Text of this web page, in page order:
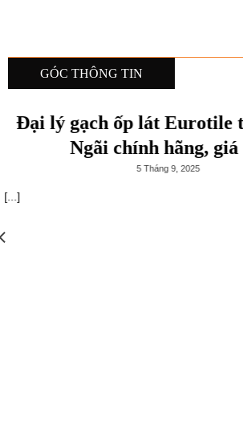
GÓC THÔNG TIN
ốp lát Eurotile tại Quảng
chính hãng, giá tốt